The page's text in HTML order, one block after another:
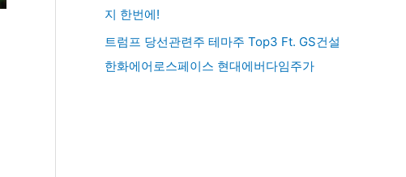
지 한번에!
트럼프 당선관련주 테마주 Top3 Ft. GS건설
한화에어로스페이스 현대에버다임주가